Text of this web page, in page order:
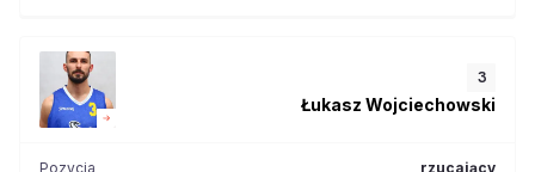
3
Łukasz Wojciechowski
Pozycja rzucający